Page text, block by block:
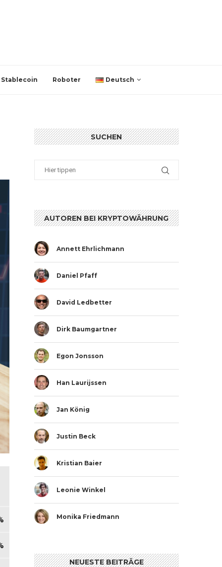
Stablecoin Roboter Deutsch
SUCHEN
AUTOREN BEI KRYPTOWÄHRUNG
Annett Ehrlichmann
Daniel Pfaff
David Ledbetter
Dirk Baumgartner
Egon Jonsson
Han Laurijssen
Jan König
Justin Beck
Kristian Baier
Leonie Winkel
Monika Friedmann
NEUESTE BEITRÄGE